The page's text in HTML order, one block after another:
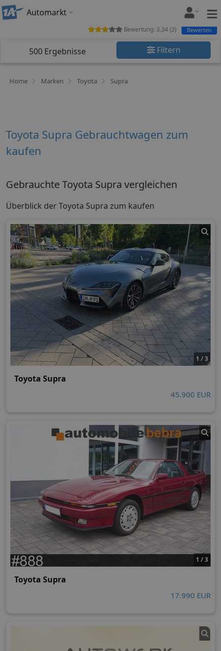
Automarkt
500 Ergebnisse Filtern
Home Marken Toyota Supra
Bewertung: 3,34 (3) Bewerten
Toyota Supra Gebrauchtwagen zum
kaufen
Gebrauchte Toyota Supra vergleichen
Überblick der Toyota Supra zum kaufen
1 / 3
Toyota Supra
45.900 EUR
1 / 3
Toyota Supra
17.990 EUR